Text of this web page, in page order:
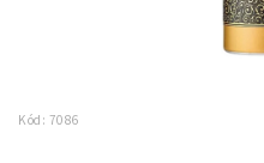
Kód: 7086